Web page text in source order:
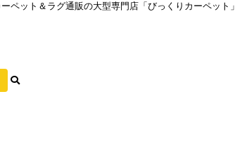
ーペット＆ラグ通販の大型専門店「びっくりカーペット」